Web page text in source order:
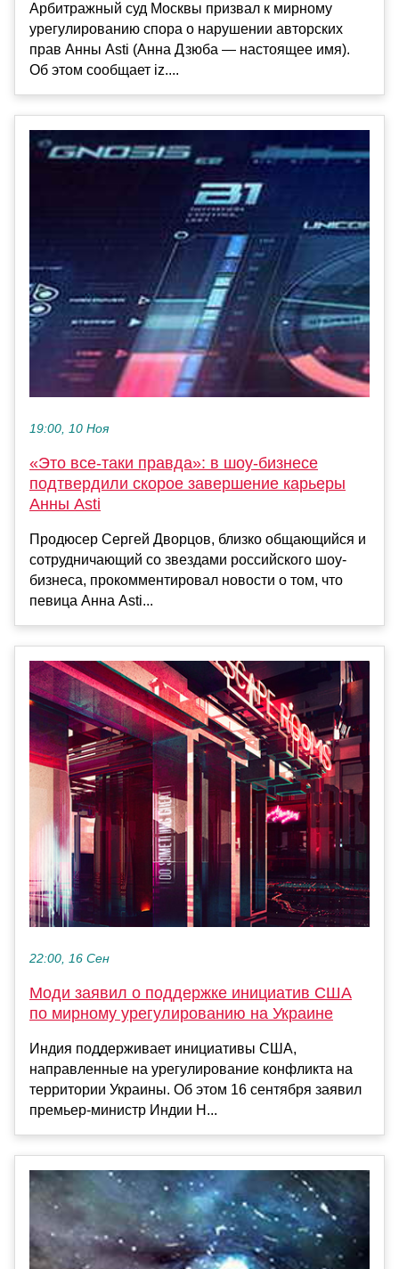
Арбитражный суд Москвы призвал к мирному
урегулированию спора о нарушении авторских
прав Анны Аsti (Анна Дзюба — настоящее имя).
Об этом сообщает iz....
19:00, 10 Ноя
«Это все-таки правда»: в шоу-бизнесе
подтвердили скорое завершение карьеры
Анны Asti
Продюсер Сергей Дворцов, близко общающийся и
сотрудничающий со звездами российского шоу-
бизнеса, прокомментировал новости о том, что
певица Анна Asti...
22:00, 16 Сен
Моди заявил о поддержке инициатив США
по мирному урегулированию на Украине
Индия поддерживает инициативы США,
направленные на урегулирование конфликта на
территории Украины. Об этом 16 сентября заявил
премьер-министр Индии Н...